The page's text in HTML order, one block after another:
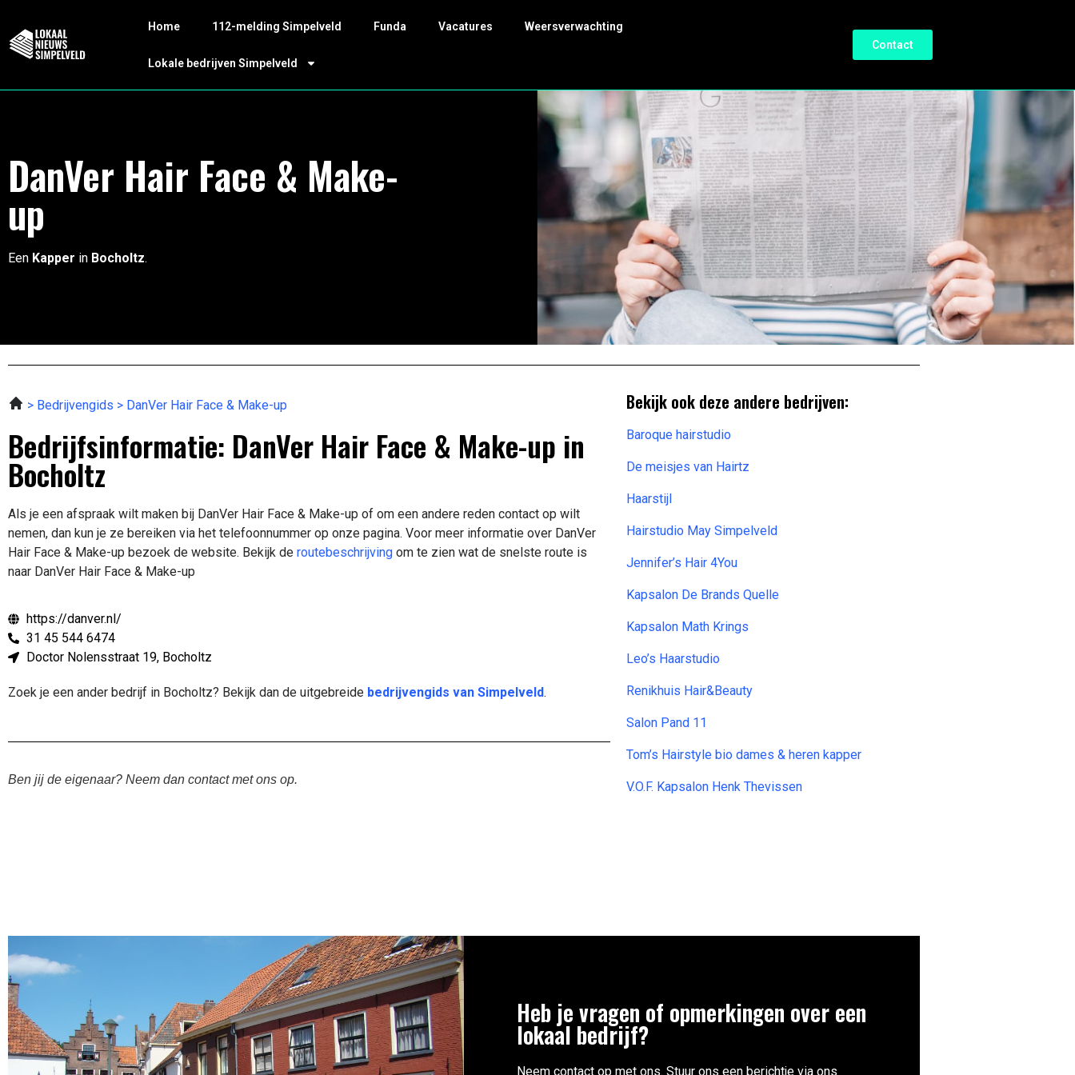
Home 112-melding Simpelveld Funda Vacatures Weersverwachting
Lokale bedrijven Simpelveld
Contact
DanVer Hair Face & Make-
up
Een Kapper in Bocholtz.
Bedrijvengids DanVer Hair Face & Make-up
Bedrijfsinformatie: DanVer Hair Face & Make-up in
Bocholtz
Als je een afspraak wilt maken bij DanVer Hair Face & Make-up of om een andere reden contact op wilt
nemen, dan kun je ze bereiken via het telefoonnummer op onze pagina. Voor meer informatie over DanVer
Hair Face & Make-up bezoek de website. Bekijk de routebeschrijving om te zien wat de snelste route is
naar DanVer Hair Face & Make-up
https://danver.nl/
31 45 544 6474
Doctor Nolensstraat 19, Bocholtz
Zoek je een ander bedrijf in Bocholtz? Bekijk dan de uitgebreide bedrijvengids van Simpelveld.
Ben jij de eigenaar? Neem dan contact met ons op.
Bekijk ook deze andere bedrijven:
Baroque hairstudio
De meisjes van Hairtz
Haarstijl
Hairstudio May Simpelveld
Jennifer’s Hair 4You
Kapsalon De Brands Quelle
Kapsalon Math Krings
Leo’s Haarstudio
Renikhuis Hair&Beauty
Salon Pand 11
Tom’s Hairstyle bio dames & heren kapper
V.O.F. Kapsalon Henk Thevissen
Heb je vragen of opmerkingen over een
lokaal bedrijf?
Neem contact op met ons. Stuur ons een berichtje via ons